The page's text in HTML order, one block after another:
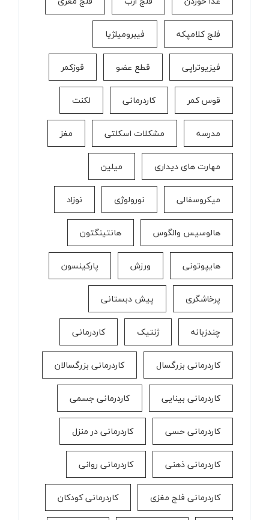
فلج کلامپکه فیبرومیلژیا
فیزیوتراپی قطع عضو قوزکمر
قوس کمر كاردرمانی لکنت
مدرسه مشکلات اسکلتی مغز
مهارت های دیداری میلین
میکروسفالی نورولوژی نوزاد
هالوسیس والگوس هانتینگتون
هایپوتونی ورزش پارکینسون
پرخاشگری پیش دبستانی
چندزبانه ژنتیک کاردرمانی
کاردرمانی بزرگسال کاردرمانی بزرگسالان
کاردرمانی بینایی کاردرمانی جسمی
کاردرمانی حسی کاردرمانی در منزل
کاردرمانی ذهنی کاردرمانی روانی
کاردرمانی فلج مغزی کاردرمانی کودکان